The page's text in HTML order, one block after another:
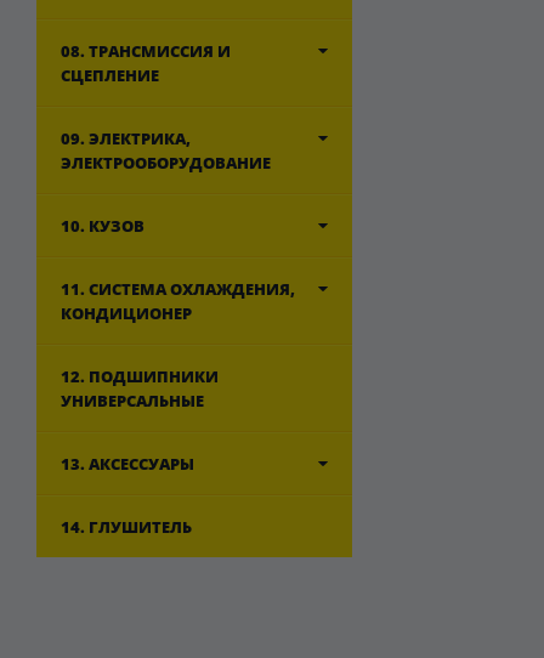
08. ТРАНСМИССИЯ И
СЦЕПЛЕНИЕ
09. ЭЛЕКТРИКА,
ЭЛЕКТРООБОРУДОВАНИЕ
10. КУЗОВ
11. СИСТЕМА ОХЛАЖДЕНИЯ,
КОНДИЦИОНЕР
12. ПОДШИПНИКИ
УНИВЕРСАЛЬНЫЕ
13. АКСЕССУАРЫ
14. ГЛУШИТЕЛЬ